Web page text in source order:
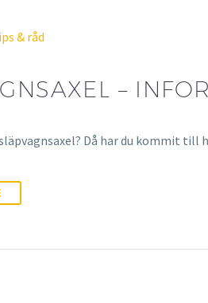
& råd
–
Då har du kommit